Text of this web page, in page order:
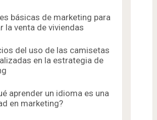
básicas de marketing para
la venta de viviendas
del uso de las camisetas
en la estrategia de
aprender un idioma es una
en marketing?